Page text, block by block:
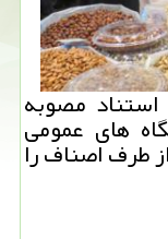
مصوبه
های عمومی
طرف اصناف را